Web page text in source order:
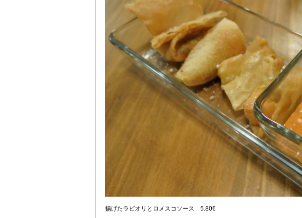
揚げたラビオリとロメスコソース 5.80€